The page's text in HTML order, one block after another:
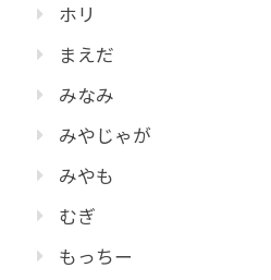
ホリ
まえだ
みなみ
みやじゃが
みやも
むぎ
もっちー